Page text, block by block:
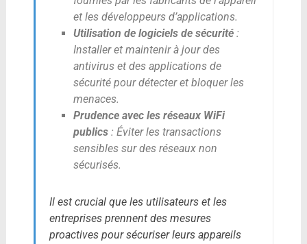
et les développeurs d’applications.
Utilisation de logiciels de sécurité:
Installer et maintenir à jour des
antivirus et des applications de
sécurité pour détecter et bloquer les
menaces.
Prudence avec les réseaux WiFi
publics: Éviter les transactions
sensibles sur des réseaux non
sécurisés.
Il est crucial que les utilisateurs et les
entreprises prennent des mesures
proactives pour sécuriser leurs appareils